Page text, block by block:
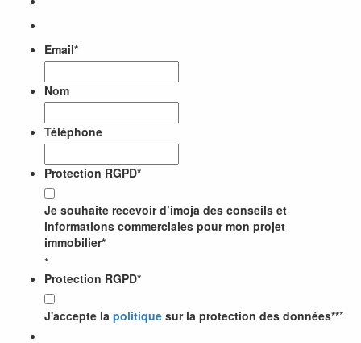
Email*
Nom
Téléphone
Protection RGPD*
Je souhaite recevoir d’imoja des conseils et
informations commerciales pour mon projet
immobilier*
*
Protection RGPD*
J'accepte la politique sur la protection des données***